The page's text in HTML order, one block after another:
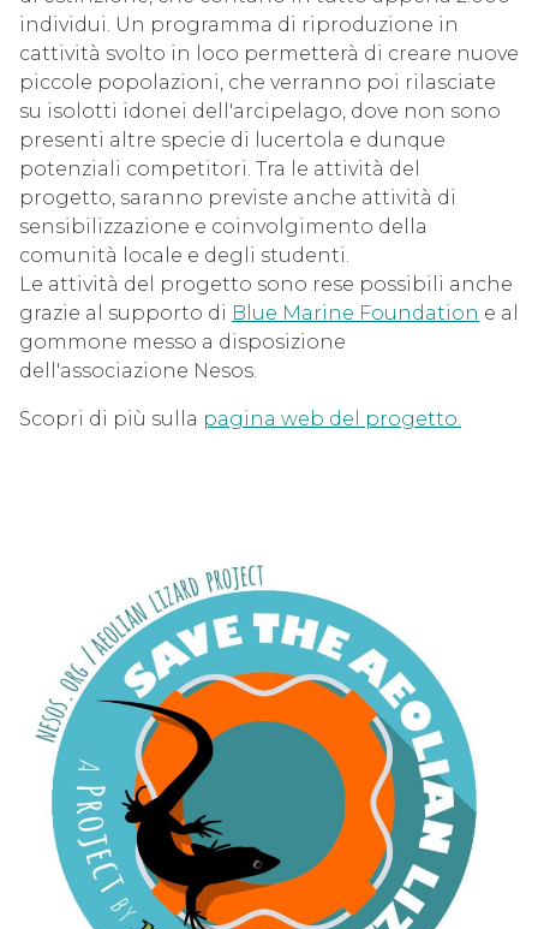
individui. Un programma di riproduzione in
cattività svolto in loco permetterà di creare nuove
piccole popolazioni, che verranno poi rilasciate
su isolotti idonei dell'arcipelago, dove non sono
presenti altre specie di lucertola e dunque
potenziali competitori. Tra le attività del
progetto, saranno previste anche attività di
sensibilizzazione e coinvolgimento della
comunità locale e degli studenti.
Le attività del progetto sono rese possibili anche
grazie al supporto di Blue Marine Foundation e al
gommone messo a disposizione
dell'associazione Nesos.
Scopri di più sulla pagina web del progetto.